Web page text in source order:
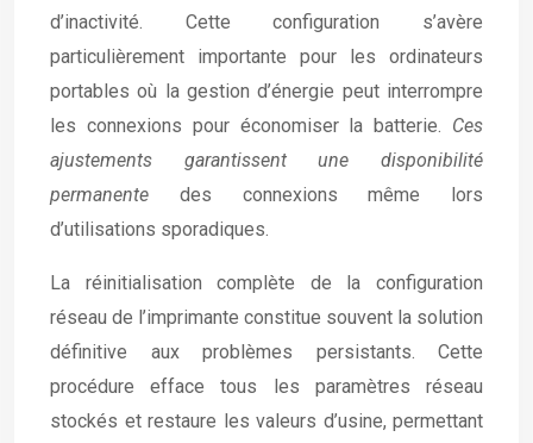
d’inactivité. Cette configuration s’avère
particulièrement importante pour les ordinateurs
portables où la gestion d’énergie peut interrompre
les connexions pour économiser la batterie. Ces
ajustements garantissent une disponibilité
permanente des connexions même lors
d’utilisations sporadiques.
La réinitialisation complète de la configuration
réseau de l’imprimante constitue souvent la solution
définitive aux problèmes persistants. Cette
procédure efface tous les paramètres réseau
stockés et restaure les valeurs d’usine, permettant